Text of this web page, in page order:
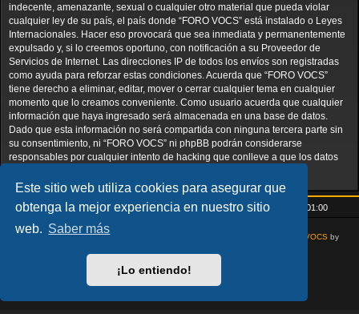
Este sitio web utiliza cookies para asegurar que
obtenga la mejor experiencia en nuestro sitio
web. Saber más
¡Lo entiendo!
indecente, amenazante, sexual o cualquier otro material que pueda violar
cualquier ley de su país, el país donde “FORO VOCS” está instalado o Leyes
Internacionales. Hacer eso provocará que sea inmediata y permanentemente
expulsado y, si lo creemos oportuno, con notificación a su Proveedor de
Servicios de Internet. Las direcciones IP de todos los envíos son registradas
como ayuda para reforzar estas condiciones. Acuerda que “FORO VOCS”
tiene derecho a eliminar, editar, mover o cerrar cualquier tema en cualquier
momento que lo creamos conveniente. Como usuario acuerda que cualquier
información que haya ingresado será almacenada en una base de datos.
Dado que esta información no será compartida con ninguna tercera parte sin
su consentimiento, ni “FORO VOCS” ni phpBB podrán considerarse
responsables por cualquier intento de hacking que conlleve a que los datos
Inicio Índice general Todos los horarios son UTC+01:00
AcidTech byST Software VOCSby
Desarrollado por
phpBB® Forum Software © phpBB Limited